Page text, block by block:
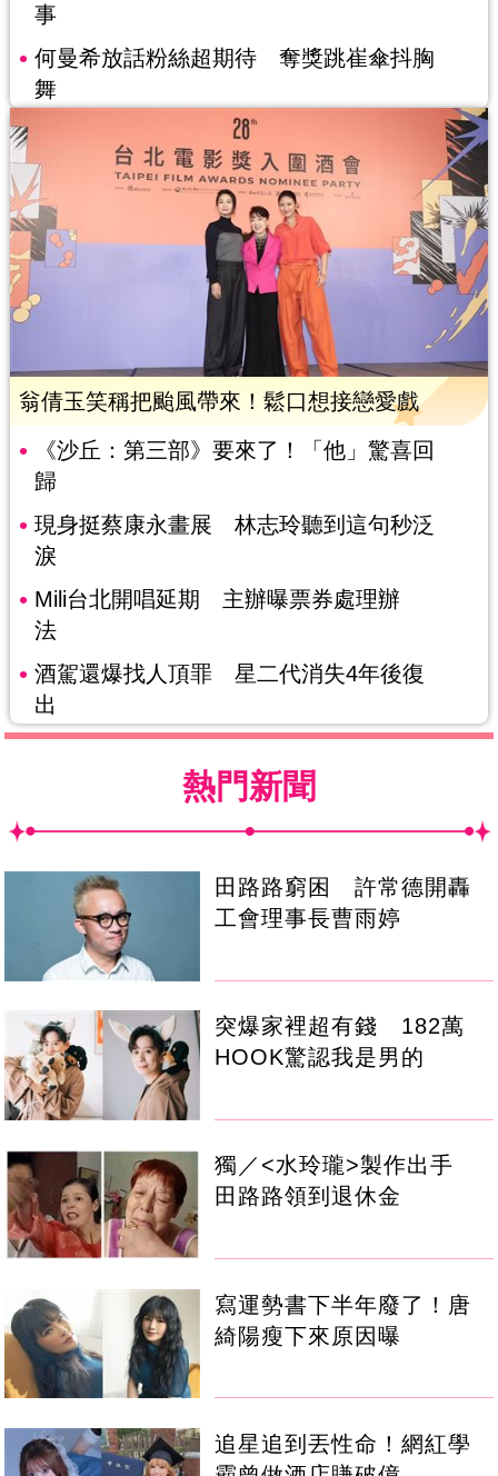
事
何曼希放話粉絲超期待 奪獎跳崔傘抖胸
舞
翁倩玉笑稱把颱風帶來！鬆口想接戀愛戲
《沙丘：第三部》要來了！「他」驚喜回
歸
現身挺蔡康永畫展 林志玲聽到這句秒泛
淚
Mili台北開唱延期 主辦曝票券處理辦
法
酒駕還爆找人頂罪 星二代消失4年後復
出
熱門新聞
田路路窮困 許常德開轟
工會理事長曹雨婷
突爆家裡超有錢 182萬
HOOK驚認我是男的
獨／<水玲瓏>製作出手
田路路領到退休金
寫運勢書下半年廢了！唐
綺陽瘦下來原因曝
追星追到丟性命！網紅學